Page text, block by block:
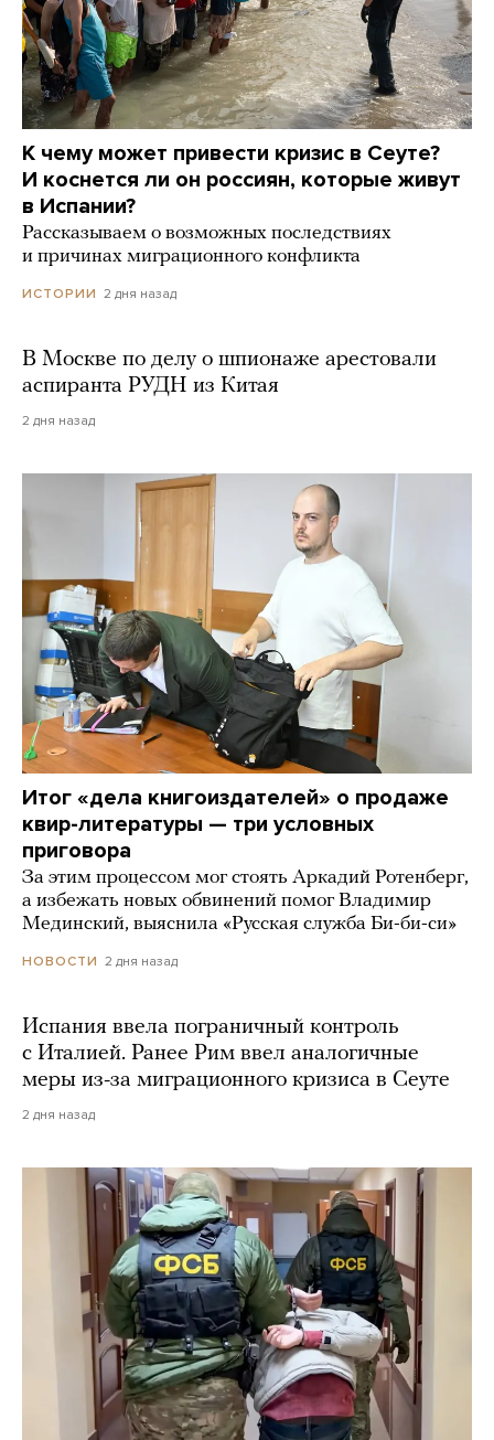
К чему может привести кризис в Сеуте?
И коснется ли он россиян, которые живут
в Испании?
Рассказываем о возможных последствиях
и причинах миграционного конфликта
ИСТОРИИ 2 дня назад
В Москве по делу о шпионаже арестовали
аспиранта РУДН из Китая
2 дня назад
Итог «дела книгоиздателей» о продаже
квир-литературы — три условных
приговора
За этим процессом мог стоять Аркадий Ротенберг,
а избежать новых обвинений помог Владимир
Мединский, выяснила «Русская служба Би-би-си»
НОВОСТИ 2 дня назад
Испания ввела пограничный контроль
с Италией. Ранее Рим ввел аналогичные
меры из-за миграционного кризиса в Сеуте
2 дня назад